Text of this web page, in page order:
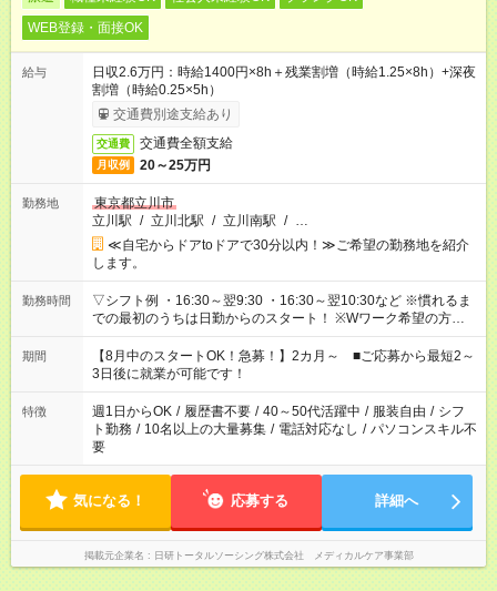
WEB登録・面接OK
給与
日収2.6万円：時給1400円×8h＋残業割増（時給1.25×8h）+深夜
割増（時給0.25×5h）
交通費別途支給あり
交通費 交通費全額支給
月収例 20～25万円
勤務地
東京都立川市
立川駅 / 立川北駅 / 立川南駅 / …
≪自宅からドアtoドアで30分以内！≫ご希望の勤務地を紹介
します。
勤務時間
▽シフト例 ・16:30～翌9:30 ・16:30～翌10:30など ※慣れるま
での最初のうちは日勤からのスタート！ ※Wワーク希望の方へ
今ご覧のお仕事で希望する勤務時間と、もう1つのお仕事の勤務
時間。 合計で週40時間を超える場合は応募できません。
期間
【8月中のスタートOK！急募！】2カ月～ ■ご応募から最短2～
3日後に就業が可能です！
特徴 週1日からOK / 履歴書不要 / 40～50代活躍中 / 服装自由 / シフ
ト勤務 / 10名以上の大量募集 / 電話対応なし / パソコンスキル不
要
気になる！ 応募する 詳細へ
掲載元企業名 日研トータルソーシング株式会社 メディカルケア事業部